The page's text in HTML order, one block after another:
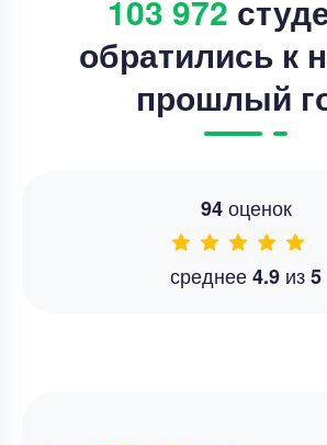
103 972
обратились к
прошлый
94оценок
среднее4.9 из5